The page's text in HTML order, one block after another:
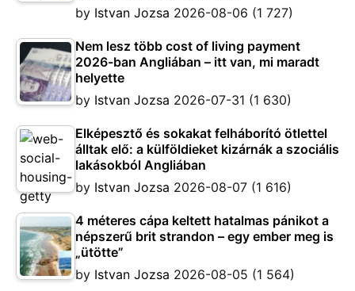
by Istvan Jozsa 2026-08-06 (1 727)
Nem lesz több cost of living payment
2026-ban Angliában – itt van, mi maradt
helyette
by Istvan Jozsa 2026-07-31 (1 630)
Elképesztő és sokakat felháborító ötlettel
álltak elő: a külföldieket kizárnák a szociális
lakásokból Angliában
by Istvan Jozsa 2026-08-07 (1 616)
4 méteres cápa keltett hatalmas pánikot a
népszerű brit strandon – egy ember meg is
„ütötte”
by Istvan Jozsa 2026-08-05 (1 564)